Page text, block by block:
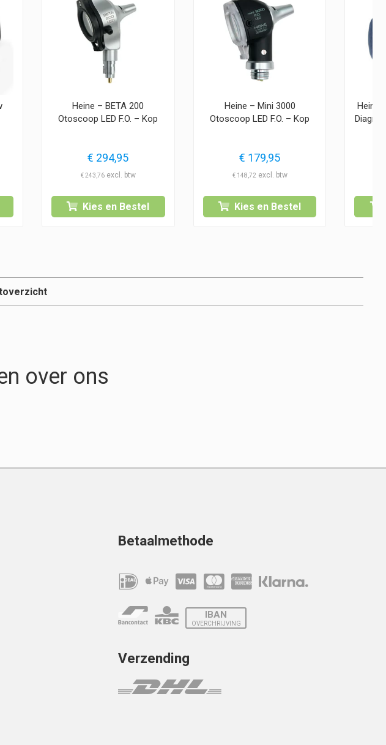
Heine – BETA 200
Otoscoop LED F.O. – Kop
€ 294,95
€243,76
Kies en Bestel
Heine – Mini 3000
Otoscoop LED F.O. – Kop
€ 179,95
€148,72
Kies en Bestel
Heine
over ons
Betaalmethode
IBAN
OVERCHRIJVING
Verzending